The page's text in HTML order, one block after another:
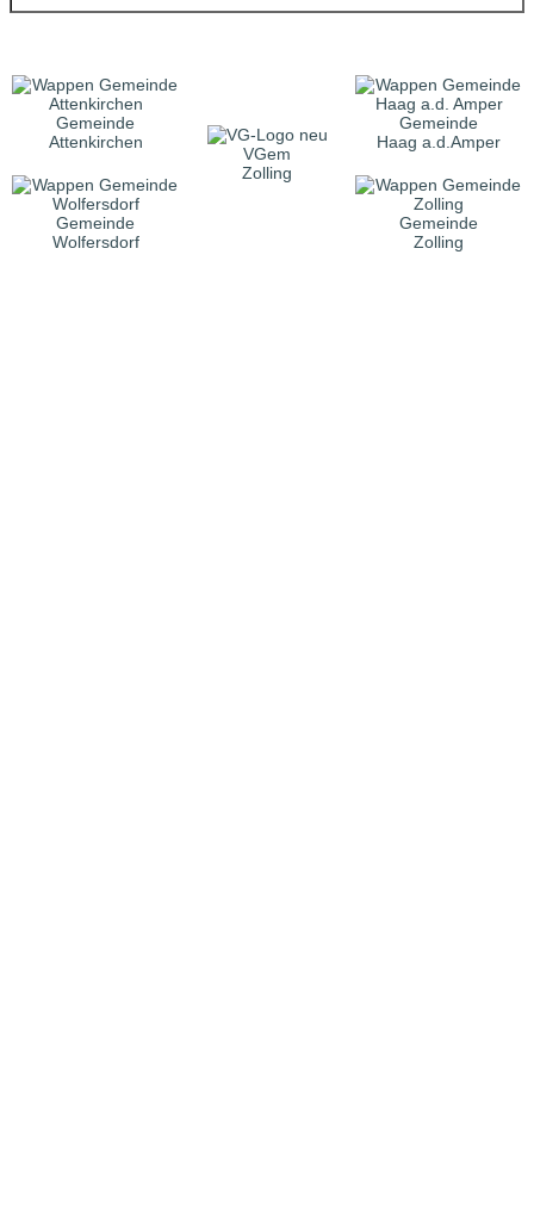
Gemeinde
Attenkirchen
VGem
Zolling
Gemeinde
Haag a.d.Amper
Gemeinde
Wolfersdorf
Gemeinde
Zolling